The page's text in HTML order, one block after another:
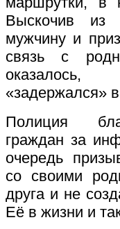
Выскочив из
мужчину и
связь с
оказалось,
«задержался» в
Полиция
граждан за
очередь
со своими
друга и не
Её в жизни и